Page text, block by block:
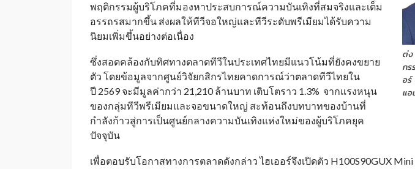
ต่ง
กร
อร์
แอ
พฤติกรรมผู้บริโภคที่มองหาประสบการณ์ความบันเทิงที่สมจริงและเต็ม
อรรถรสมากขึ้น ส่งผลให้ทีวีจอใหญ่และทีวีระดับพรีเมียมได้รับความ
นิยมเพิ่มขึ้นอย่างต่อเนื่อง
ซึ่งสอดคล้องกับทิศทางตลาดทีวีในประเทศไทยมีแนวโน้มที่ยังคงขยาย
ตัว โดยข้อมูลจากศูนย์วิจัยกสิกรไทยคาดการณ์ว่าตลาดทีวีไทยใน
ปี 2569 จะมีมูลค่ากว่า 21,210 ล้านบาท เติบโตราว 1.3% จากแรงหนุน
ของกลุ่มทีวีพรีเมียมและจอขนาดใหญ่ สะท้อนถึงบทบาทของบ้านที่
กำลังก้าวสู่การเป็นศูนย์กลางความบันเทิงแห่งใหม่ของผู้บริโภคยุค
ปัจจุบัน
เพื่อตอบรับโอกาสทางการตลาดดังกล่าว ไฮเออร์จึงเปิดตัว H100S90GUX